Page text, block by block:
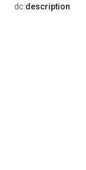
dc:description